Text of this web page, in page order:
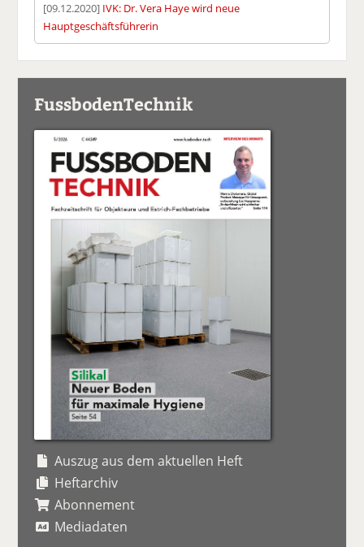
[09.12.2020] IVK: Dr. Vera Haye wird neue
Hauptgeschäftsführerin
FussbodenTechnik
Auszug aus dem aktuellen Heft
Heftarchiv
Abonnement
Mediadaten